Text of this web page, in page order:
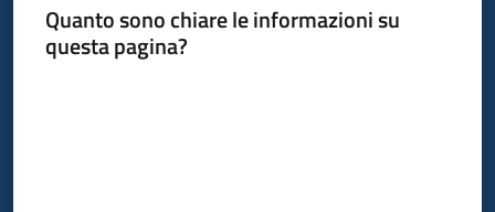
Seguici
Quanto sono chiare le informazioni su
questa pagina?